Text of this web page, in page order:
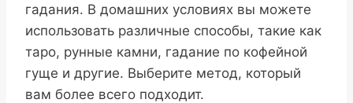
гадания. В домашних условиях вы можете
использовать различные способы, такие как
таро, рунные камни, гадание по кофейной
гуще и другие. Выберите метод, который
вам более всего подходит.